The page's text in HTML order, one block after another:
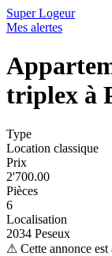
Super Logeur
Mes alertes
triplex à
Type
Location classique
Prix
2'700.00
Pièces
6
Localisation
2034 Peseux
⚠ Cette annonce